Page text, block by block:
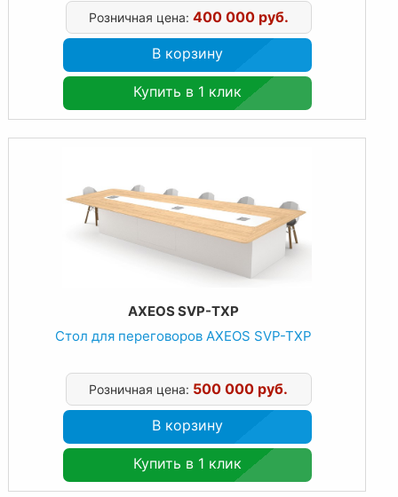
Розничная цена: 400 000 руб.
В корзину
Купить в 1 клик
AXEOS SVP-TXP
Стол для переговоров AXEOS SVP-TXP
Розничная цена: 500 000 руб.
В корзину
Купить в 1 клик